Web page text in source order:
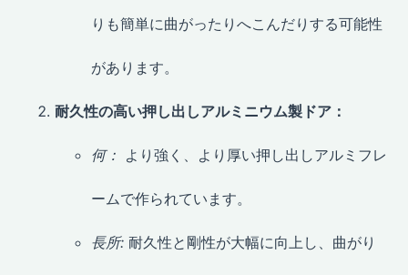
りも簡単に曲がったりへこんだりする可能性
があります。
耐久性の高い押し出しアルミニウム製ドア：
何： より強く、より厚い押し出しアルミフレ
ームで作られています。
長所: 耐久性と剛性が大幅に向上し、曲がり